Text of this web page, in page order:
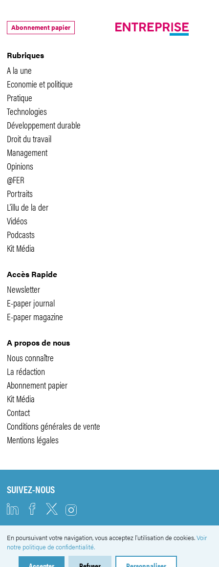
Rubriques
A la une
Economie et politique
Pratique
Technologies
Développement durable
Droit du travail
Management
Opinions
@FER
Portraits
L'illu de la der
Vidéos
Podcasts
Kit Média
Accès Rapide
Newsletter
E-paper journal
E-paper magazine
A propos de nous
Nous connaître
La rédaction
Abonnement papier
Kit Média
Contact
Conditions générales de vente
Mentions légales
Abonnement papier
SUIVEZ-NOUS
NEWSLETTER
En poursuivant votre navigation, vous acceptez l'utilisation de cookies.Voir
notre politique de confidentialité.